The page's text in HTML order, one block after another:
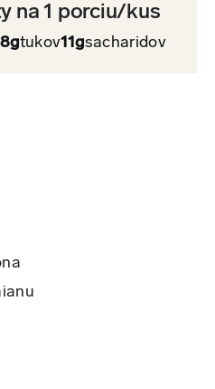
na 1 porciu/kus
8gtukov11gsacharidov